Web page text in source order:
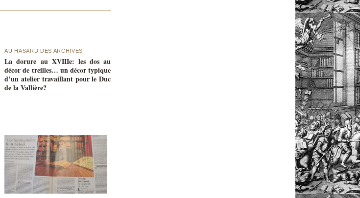
AU HASARD DES ARCHIVES
La dorure au XVIIIe: les dos au
décor de treilles… un décor typique
d’un atelier travaillant pour le Duc
de la Vallière?